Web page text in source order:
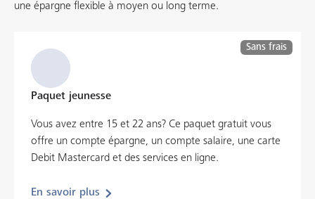
une épargne flexible à moyen ou long terme.
Sans frais
Paquet jeunesse
Vous avez entre 15 et 22 ans? Ce paquet gratuit vous
offre un compte épargne, un compte salaire, une carte
Debit Mastercard et des services en ligne.
En savoir plus